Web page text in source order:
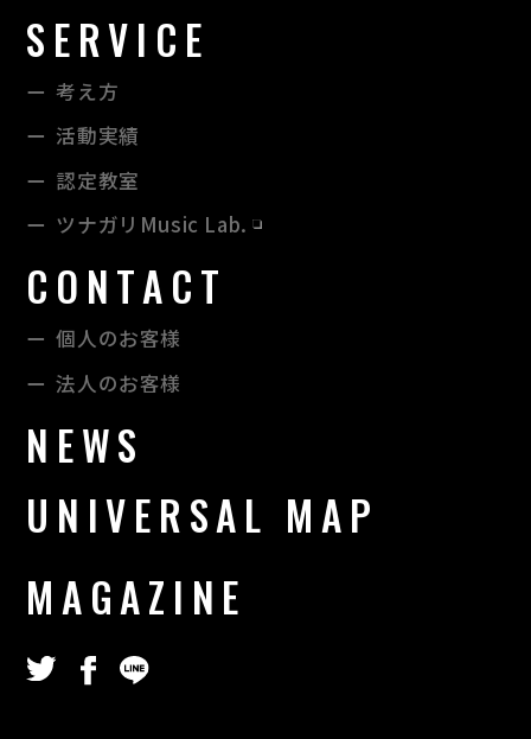
SERVICE
考え方
活動実績
認定教室
ツナガリMusic Lab.
CONTACT
個人のお客様
法⼈のお客様
NEWS
UNIVERSAL MAP
MAGAZINE